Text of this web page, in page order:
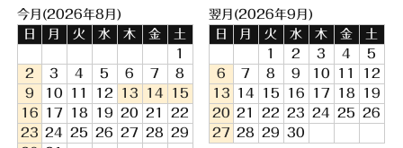
今月(2026年8月)
日
月 火 水 木 金
土
1
2
3 4 5 6 7
8
9
10 11 12 13 14
15
16
17 18 19 20 21
22
23 24 25 26 27 28
29
翌月(2026年9月)
日
月 火 水 木 金
土
1
2 3 4
5
6
7 8 9 10 11
12
13
14 15 16 17 18
19
20 21 22 23 24 25
26
27 28 29 30